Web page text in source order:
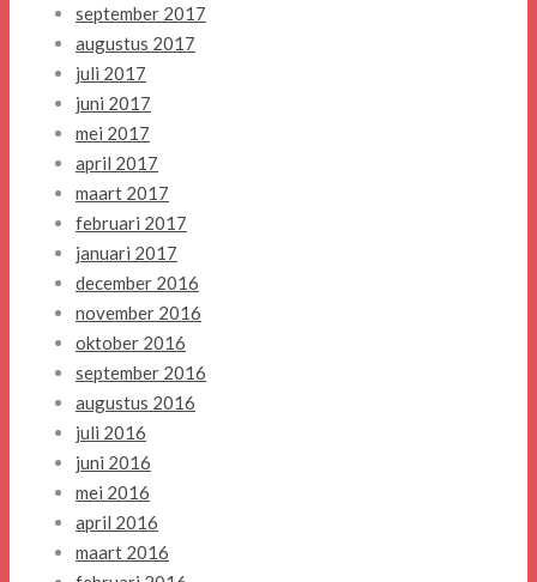
september 2017
augustus 2017
juli 2017
juni 2017
mei 2017
april 2017
maart 2017
februari 2017
januari 2017
december 2016
november 2016
oktober 2016
september 2016
augustus 2016
juli 2016
juni 2016
mei 2016
april 2016
maart 2016